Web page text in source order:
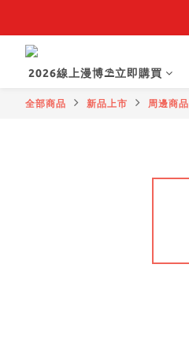
2026線上漫博⛱️立即購買
全部商品 新品上市 周邊商品